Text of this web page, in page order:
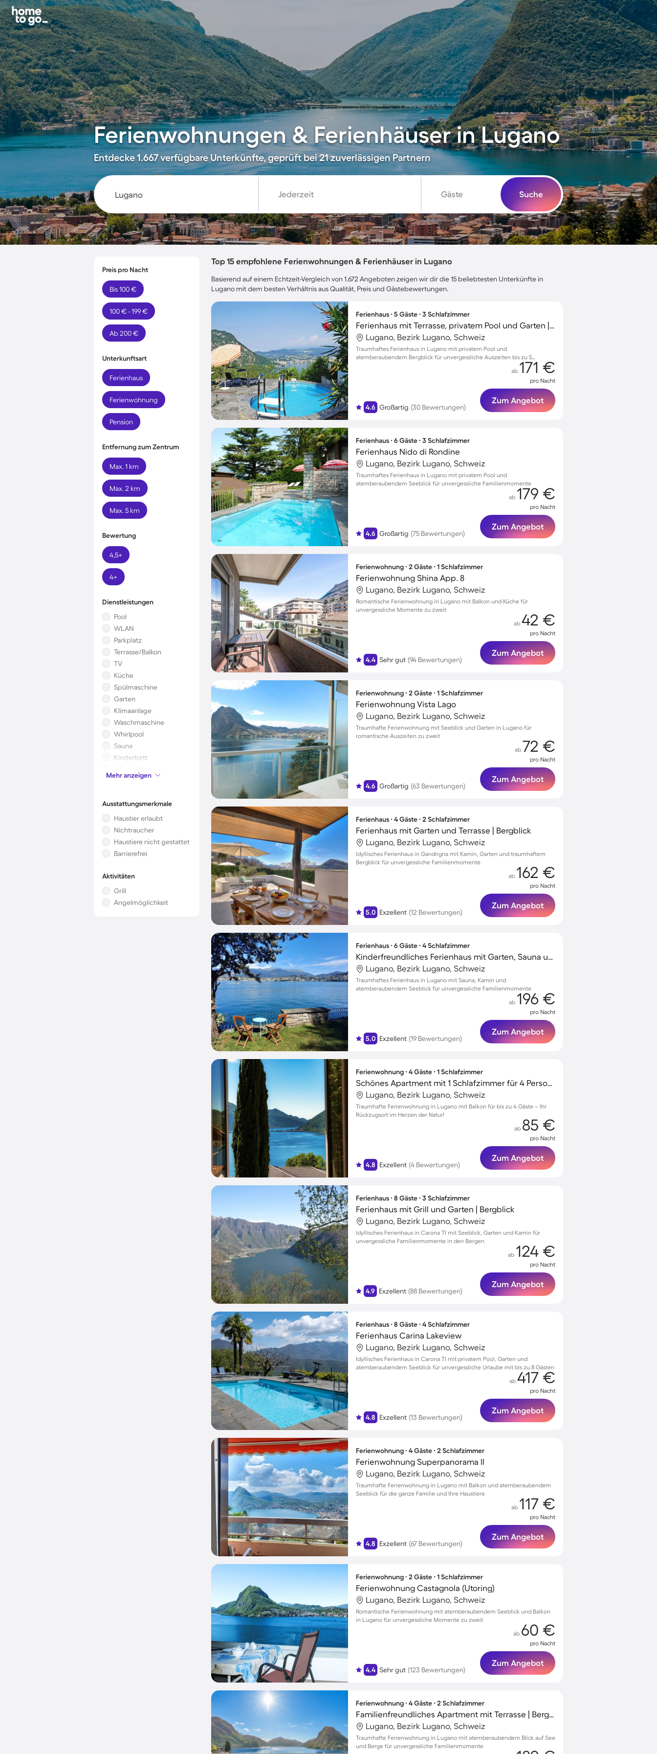
Ferienwohnungen & Ferienhäuser in Lugano
Entdecke 1.667 verfügbare Unterkünfte, geprüft bei 21 zuverlässigen Partnern
Jederzeit Gäste Suche
Preis pro Nacht
Bis 100 €
100 € - 199 €
Ab 200 €
Unterkunftsart
Ferienhaus
Ferienwohnung
Pension
Entfernung zum Zentrum
Max. 1 km
Max. 2 km
Max. 5 km
Bewertung
4,5+
4+
Dienstleistungen
Pool
WLAN
Parkplatz
Terrasse/Balkon
TV
Küche
Spülmaschine
Garten
Klimaanlage
Waschmaschine
Whirlpool
Sauna
Kinderbett
Mikrowelle
Kamin/Ofen
Mehr anzeigen
Ausstattungsmerkmale
Haustier erlaubt
Nichtraucher
Haustiere nicht gestattet
Barrierefrei
Aktivitäten
Grill
Angelmöglichkeit
Top 15 empfohlene Ferienwohnungen & Ferienhäuser in Lugano
Basierend auf einem Echtzeit-Vergleich von 1.672 Angeboten zeigen wir dir die 15 beliebtesten Unterkünfte in
Lugano mit dem besten Verhältnis aus Qualität, Preis und Gästebewertungen.
Ferienhaus ∙ 5 Gäste ∙ 3 Schlafzimmer
Ferienhaus mit Terrasse, privatem Pool und Garten | Bergblick
Lugano, Bezirk Lugano, Schweiz
Traumhaftes Ferienhaus in Lugano mit privatem Pool und
atemberaubendem Bergblick für unvergessliche Auszeiten bis zu 5
4.6 Großartig (30 Bewertungen)
ab 171 €
pro Nacht
Zum Angebot
Ferienhaus ∙ 6 Gäste ∙ 3 Schlafzimmer
Ferienhaus Nido di Rondine
Lugano, Bezirk Lugano, Schweiz
Traumhaftes Ferienhaus in Lugano mit privatem Pool und
atemberaubendem Seeblick für unvergessliche Familienmomente
4.6 Großartig (75 Bewertungen)
ab 179 €
pro Nacht
Zum Angebot
Ferienwohnung ∙ 2 Gäste ∙ 1 Schlafzimmer
Ferienwohnung Shina App. 8
Lugano, Bezirk Lugano, Schweiz
Romantische Ferienwohnung in Lugano mit Balkon und Küche für
unvergessliche Momente zu zweit
4.4 Sehr gut (94 Bewertungen)
ab 42 €
pro Nacht
Zum Angebot
Ferienwohnung ∙ 2 Gäste ∙ 1 Schlafzimmer
Ferienwohnung Vista Lago
Lugano, Bezirk Lugano, Schweiz
Traumhafte Ferienwohnung mit Seeblick und Garten in Lugano für
romantische Auszeiten zu zweit
4.6 Großartig (63 Bewertungen)
ab 72 €
pro Nacht
Zum Angebot
Ferienhaus ∙ 4 Gäste ∙ 2 Schlafzimmer
Ferienhaus mit Garten und Terrasse | Bergblick
Lugano, Bezirk Lugano, Schweiz
Idyllisches Ferienhaus in Gandrigna mit Kamin, Garten und traumhaftem
Bergblick für unvergessliche Familienmomente
5.0 Exzellent (12 Bewertungen)
ab 162 €
pro Nacht
Zum Angebot
Ferienhaus ∙ 6 Gäste ∙ 4 Schlafzimmer
Kinderfreundliches Ferienhaus mit Garten, Sauna und Terrasse | Seeblick | Ideal für Homeoffice
Lugano, Bezirk Lugano, Schweiz
Traumhaftes Ferienhaus in Lugano mit Sauna, Kamin und
atemberaubendem Seeblick für unvergessliche Familienmomente
5.0 Exzellent (19 Bewertungen)
ab 196 €
pro Nacht
Zum Angebot
Ferienwohnung ∙ 4 Gäste ∙ 1 Schlafzimmer
Schönes Apartment mit 1 Schlafzimmer für 4 Personen
Lugano, Bezirk Lugano, Schweiz
Traumhafte Ferienwohnung in Lugano mit Balkon für bis zu 4 Gäste – Ihr
Rückzugsort im Herzen der Natur!
4.8 Exzellent (4 Bewertungen)
ab 85 €
pro Nacht
Zum Angebot
Ferienhaus ∙ 8 Gäste ∙ 3 Schlafzimmer
Ferienhaus mit Grill und Garten | Bergblick
Lugano, Bezirk Lugano, Schweiz
Idyllisches Ferienhaus in Carona TI mit Seeblick, Garten und Kamin für
unvergessliche Familienmomente in den Bergen
4.9 Exzellent (88 Bewertungen)
ab 124 €
pro Nacht
Zum Angebot
Ferienhaus ∙ 8 Gäste ∙ 4 Schlafzimmer
Ferienhaus Carina Lakeview
Lugano, Bezirk Lugano, Schweiz
Idyllisches Ferienhaus in Carona TI mit privatem Pool, Garten und
atemberaubendem Seeblick für unvergessliche Urlaube mit bis zu 8 Gästen
4.8 Exzellent (13 Bewertungen)
ab 417 €
pro Nacht
Zum Angebot
Ferienwohnung ∙ 4 Gäste ∙ 2 Schlafzimmer
Ferienwohnung Superpanorama II
Lugano, Bezirk Lugano, Schweiz
Traumhafte Ferienwohnung in Lugano mit Balkon und atemberaubendem
Seeblick für die ganze Familie und Ihre Haustiere
4.8 Exzellent (67 Bewertungen)
ab 117 €
pro Nacht
Zum Angebot
Ferienwohnung ∙ 2 Gäste ∙ 1 Schlafzimmer
Ferienwohnung Castagnola (Utoring)
Lugano, Bezirk Lugano, Schweiz
Romantische Ferienwohnung mit atemberaubendem Seeblick und Balkon
in Lugano für unvergessliche Momente zu zweit
4.4 Sehr gut (123 Bewertungen)
ab 60 €
pro Nacht
Zum Angebot
Ferienwohnung ∙ 4 Gäste ∙ 2 Schlafzimmer
Familienfreundliches Apartment mit Terrasse | Bergblick
Lugano, Bezirk Lugano, Schweiz
Traumhafte Ferienwohnung in Lugano mit atemberaubendem Blick auf See
und Berge für unvergessliche Familienmomente